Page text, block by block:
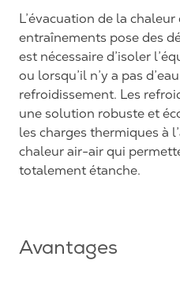
L’évacuation de la
entraînements pose des
est nécessaire d’isoler
ou lorsqu’il n’y a pas
refroidissement. Les
une solution robuste et
les charges thermiques à
chaleur air-air qui
totalement étanche.
Avantages